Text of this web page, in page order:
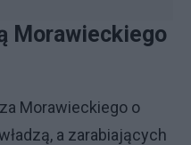
Morawieckiego
Morawieckiego o
a zarabiających